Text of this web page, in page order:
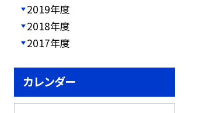
2019年度
2018年度
2017年度
カレンダー